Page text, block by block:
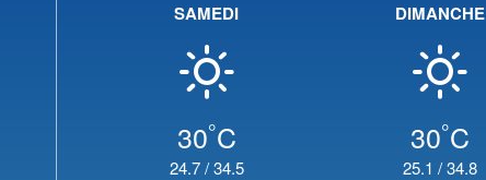
SAMEDI
30°C
24.7/34.5
DIMANCHE
30°C
25.1 /34.8